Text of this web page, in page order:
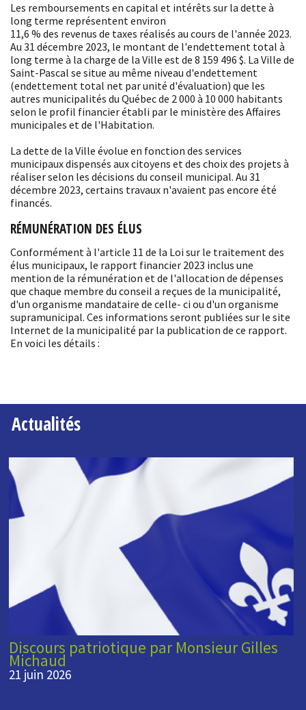
Les remboursements en capital et intérêts sur la dette à
long terme représentent environ
11,6 % des revenus de taxes réalisés au cours de l'année 2023.
Au 31 décembre 2023, le montant de l'endettement total à
long terme à la charge de la Ville est de 8 159 496 $. La Ville de
Saint-Pascal se situe au même niveau d'endettement
(endettement total net par unité d'évaluation) que les
autres municipalités du Québec de 2 000 à 10 000 habitants
selon le profil financier établi par le ministère des Affaires
municipales et de l'Habitation.
La dette de la Ville évolue en fonction des services
municipaux dispensés aux citoyens et des choix des projets à
réaliser selon les décisions du conseil municipal. Au 31
décembre 2023, certains travaux n'avaient pas encore été
financés.
RÉMUNÉRATION DES ÉLUS
Conformément à l'article 11 de la Loi sur le traitement des
élus municipaux, le rapport financier 2023 inclus une
mention de la rémunération et de l'allocation de dépenses
que chaque membre du conseil a reçues de la municipalité,
d'un organisme mandataire de celle- ci ou d'un organisme
supramunicipal. Ces informations seront publiées sur le site
Internet de la municipalité par la publication de ce rapport.
En voici les détails :
Actualités
Discours patriotique par Monsieur Gilles
Michaud
21 juin 2026